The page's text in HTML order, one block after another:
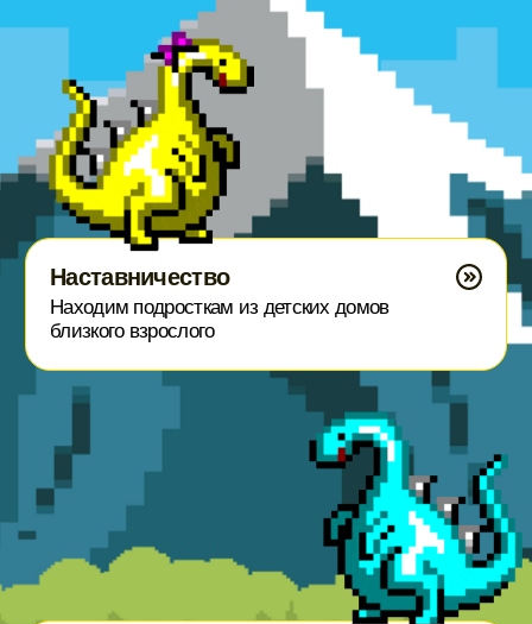
Образовательный центр
Обучаем специалистов социальной сферы
поддержать
работу
фонда